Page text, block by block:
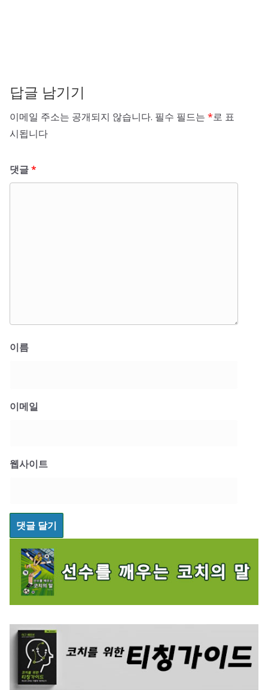
답글 남기기
이메일 주소는 공개되지 않습니다. 필수 필드는 *로 표
시됩니다
댓글*
이름
이메일
웹사이트